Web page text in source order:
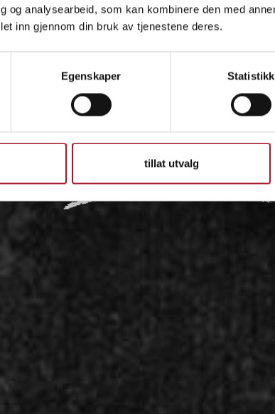
og analysearbeid, som kan kombinere den med
inn gjennom din bruk av tjenestene deres.
Egenskaper Statistikk
tillat utvalg
OM
IDÉEN